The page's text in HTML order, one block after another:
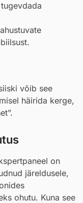
võib see
häirida kerge,
on
järeldusele,
ohutu. Kuna see